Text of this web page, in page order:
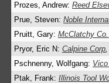
Prozes, Andrew: Reed
Prue, Steven: Noble
Pruitt, Gary: McClatchy Co.
Pryor, Eric N: Calpine Corp,
Pschnenny, Wolfgang:
Ptak, Frank: Illinois Tool